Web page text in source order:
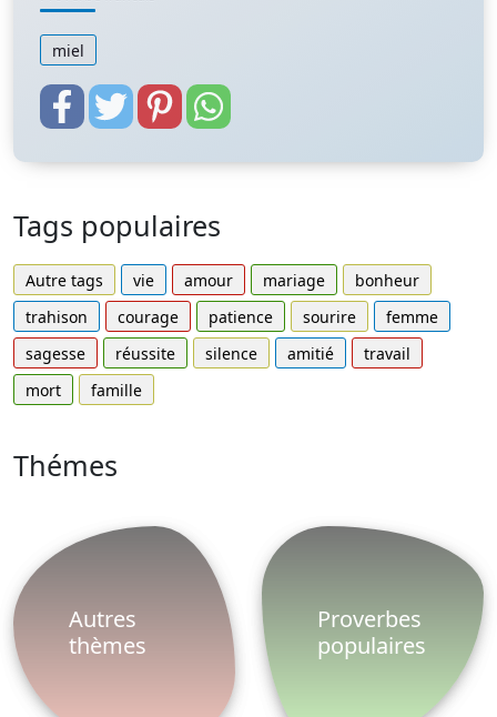
miel
Tags populaires
Autre tags vie amour mariage
bonheur
trahison
courage patience sourire
femme
sagesse
réussite silence amitié
travail
mort
famille
Thémes
Autres
thèmes
Proverbes
populaires
Proverbe
africain
Proverbe
arabe
Proverbe
Proverbe